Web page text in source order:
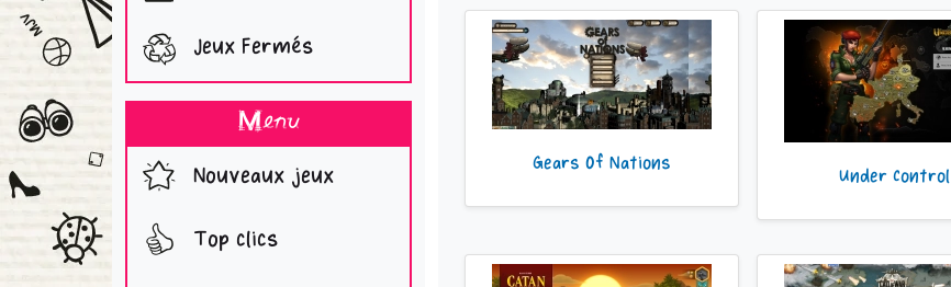
Jeux Fermés
Menu
Nouveaux jeux
Top clics
Gears Of Nations
Under Control